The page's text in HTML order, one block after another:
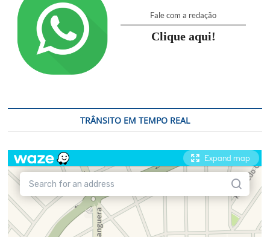
Fale com a redação
Clique aqui!
TRÂNSITO EM TEMPO REAL